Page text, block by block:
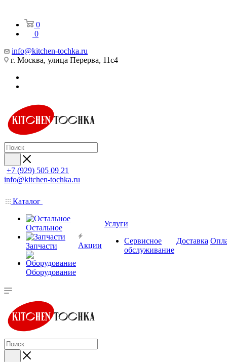
0
0
info@kitchen-tochka.ru
г. Москва, улица Перерва, 11с4
+7 (929) 505 09 21
info@kitchen-tochka.ru
Каталог
Остальное
Запчасти
Оборудование
Акции
Услуги
Сервисное
обслуживание
Доставка